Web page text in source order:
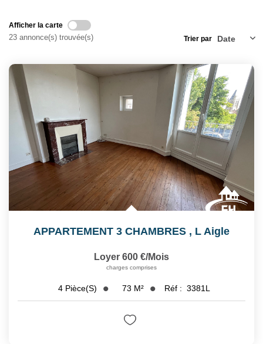
EXTRANET
Afficher la carte
23 annonce(s) trouvée(s) Trier par
APPARTEMENT 3 CHAMBRES , L Aigle
Loyer 600 €/mois
charges comprises
4 Pièce(s) 73 M² Réf : 3381L